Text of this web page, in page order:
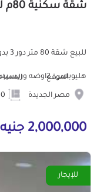
شقة سكنية 80م للبيع كاش بمصر الجديدة القاهرة
هليوبلس. 2اوضه وريسيبشن قطعتين...
الموقع
مصر الجديدة
2,000,000 جنيه
للإيجار